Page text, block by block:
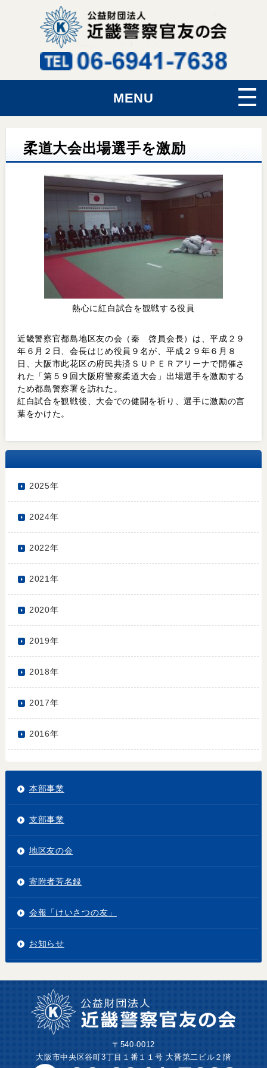
MENU
柔道大会出場選手を激励
熱心に紅白試合を観戦する役員
近畿警察官都島地区友の会（秦 啓員会長）は、平成２９
年６月２日、会長はじめ役員９名が、平成２９年６月８
日、大阪市此花区の府民共済ＳＵＰＥＲアリーナで開催さ
れた「第５９回大阪府警察柔道大会」出場選手を激励する
ため都島警察署を訪れた。
紅白試合を観戦後、大会での健闘を祈り、選手に激励の言
葉をかけた。
2025年
2024年
2022年
2021年
2020年
2019年
2018年
2017年
2016年
本部事業
支部事業
地区友の会
寄附者芳名録
会報「けいさつの友」
お知らせ
〒540-0012
大阪市中央区谷町3丁目１番１１号 大晋第二ビル２階